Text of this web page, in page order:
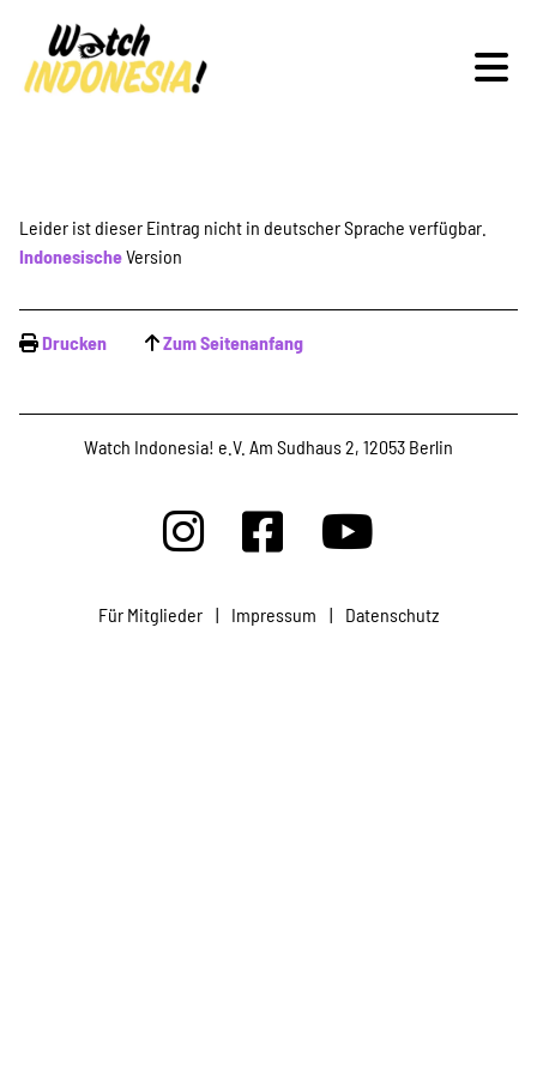
Schwerpunkte
Veranstaltungen
Publikationen
Projekte
Leider ist dieser Eintrag nicht in deutscher Sprache verfügbar.
IndonesischeVersion
Drucken Zum Seitenanfang
Watch Indonesia! e.V. Am Sudhaus 2, 12053 Berlin
Für Mitglieder | Impressum | Datenschutz